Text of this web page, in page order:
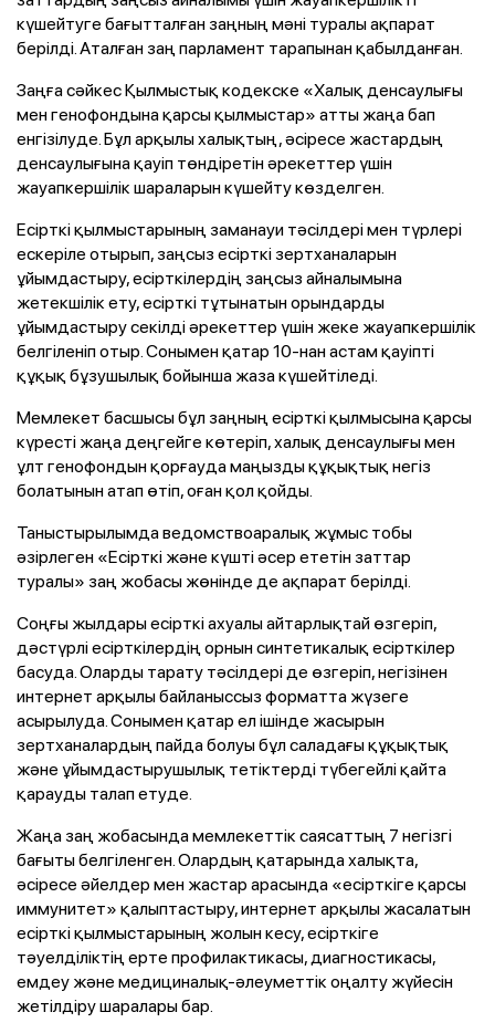
күшейтуге бағытталған заңның мәні туралы ақпарат
берілді. Аталған заң парламент тарапынан қабылданған.
Заңға сәйкес Қылмыстық кодекске «Халық денсаулығы
мен генофондына қарсы қылмыстар» атты жаңа бап
енгізілуде. Бұл арқылы халықтың, әсіресе жастардың
денсаулығына қауіп төндіретін әрекеттер үшін
жауапкершілік шараларын күшейту көзделген.
Есірткі қылмыстарының заманауи тәсілдері мен түрлері
ескеріле отырып, заңсыз есірткі зертханаларын
ұйымдастыру, есірткілердің заңсыз айналымына
жетекшілік ету, есірткі тұтынатын орындарды
ұйымдастыру секілді әрекеттер үшін жеке жауапкершілік
белгіленіп отыр. Сонымен қатар 10-нан астам қауіпті
құқық бұзушылық бойынша жаза күшейтіледі.
Мемлекет басшысы бұл заңның есірткі қылмысына қарсы
күресті жаңа деңгейге көтеріп, халық денсаулығы мен
ұлт генофондын қорғауда маңызды құқықтық негіз
болатынын атап өтіп, оған қол қойды.
Таныстырылымда ведомствоаралық жұмыс тобы
әзірлеген «Есірткі және күшті әсер ететін заттар
туралы» заң жобасы жөнінде де ақпарат берілді.
Соңғы жылдары есірткі ахуалы айтарлықтай өзгеріп,
дәстүрлі есірткілердің орнын синтетикалық есірткілер
басуда. Оларды тарату тәсілдері де өзгеріп, негізінен
интернет арқылы байланыссыз форматта жүзеге
асырылуда. Сонымен қатар ел ішінде жасырын
зертханалардың пайда болуы бұл саладағы құқықтық
және ұйымдастырушылық тетіктерді түбегейлі қайта
қарауды талап етуде.
Жаңа заң жобасында мемлекеттік саясаттың 7 негізгі
бағыты белгіленген. Олардың қатарында халықта,
әсіресе әйелдер мен жастар арасында «есірткіге қарсы
иммунитет» қалыптастыру, интернет арқылы жасалатын
есірткі қылмыстарының жолын кесу, есірткіге
тәуелділіктің ерте профилактикасы, диагностикасы,
емдеу және медициналық-әлеуметтік оңалту жүйесін
жетілдіру шаралары бар.